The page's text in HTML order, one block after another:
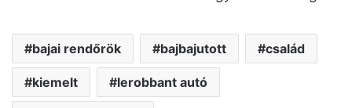
bajai rendőrök bajbajutott család
kiemelt lerobbant autó